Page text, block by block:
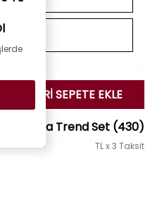
SEPETE EKLE
Pırlanta Trend Set (430)
TL x 3 Taksit